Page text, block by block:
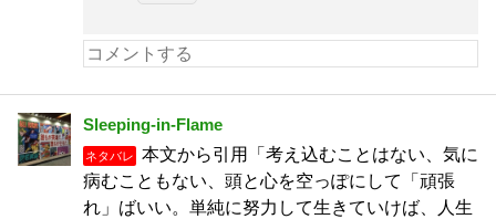
Sleeping-in-Flame
ネタバレ
本文から引用「考え込むことはない、気に
病むこともない、頭と心を空っぽにして「頑張
れ」ばいい。単純に努力して生きていけば、人生